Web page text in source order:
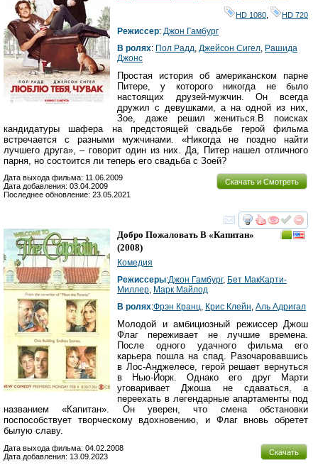
HD 1080 HD 720
Режиссер: Джон Гамбург
В ролях: Пол Радд Джейсон Сигел Рашида
Джонс
Простая история об американском парне
Питере, у которого никогда не было
настоящих друзей-мужчин. Он всегда
дружил с девушками, а на одной из них,
Зое, даже решил жениться.В поисках
кандидатуры шафера на предстоящей свадьбе герой фильма
встречается с разными мужчинами. «Никогда не поздно найти
лучшего друга», – говорит один из них. Да, Питер нашел отличного
парня, но состоится ли теперь его свадьба с Зоей?
Скачать и Смотреть
Дата выхода фильма: 11.06.2009
Дата добавления: 03.04.2009
Последнее обновление: 23.05.2021
смотреть
Добро Пожаловать В «Капитан»
(2008)
Комедия
Режиссеры:Джон Гамбург, Бет МакКарти-
Миллер, Марк Майлод
В ролях:Фрэн Кранц, Крис Клейн, Аль Адригал
Молодой и амбициозный режиссер Джош
Флаг переживает не лучшие времена.
После одного удачного фильма его
карьера пошла на спад. Разочаровавшись
в Лос-Анджелесе, герой решает вернуться
в Нью-Йорк. Однако его друг Марти
уговаривает Джоша не сдаваться, а
переехать в легендарные апартаменты под
названием «Капитан». Он уверен, что смена обстановки
поспособствует творческому вдохновению, и Флаг вновь обретет
былую славу.
Скачать
Дата выхода фильма: 04.02.2008
Дата добавления: 13.09.2023